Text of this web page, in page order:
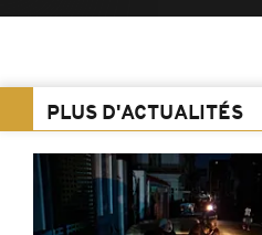
PLUS D'ACTUALITÉS